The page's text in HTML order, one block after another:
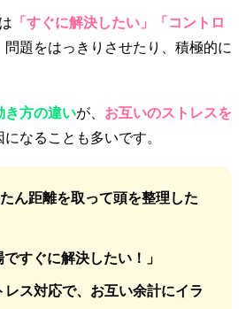
「すぐに解決したい」「コントロ
問題をはっきりさせたり、積極的に
き方の違いが、 お互いのストレスを
になることも多いです。
ん距離を取って頭を整理した
すぐに解決したい！」
ス対応で、お互い余計にイラ